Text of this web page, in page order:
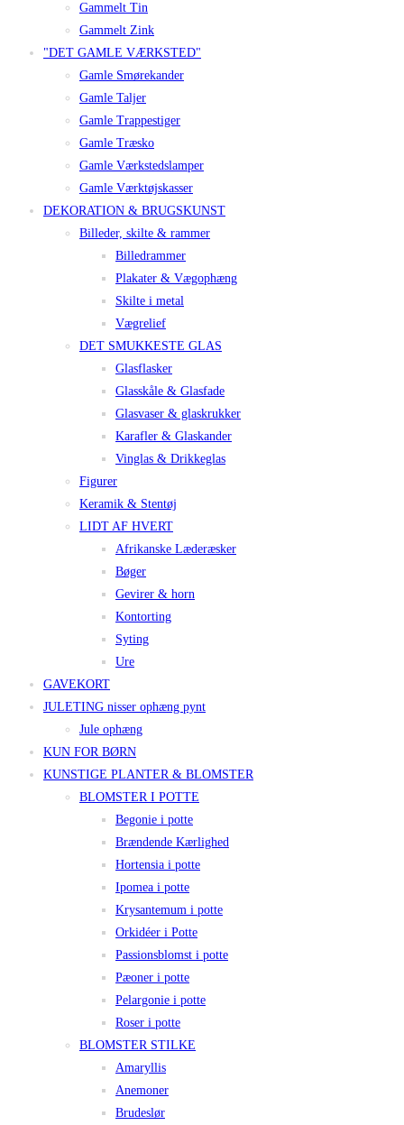
Gammelt Tin
Gammelt Zink
"DET GAMLE VÆRKSTED"
Gamle Smørekander
Gamle Taljer
Gamle Trappestiger
Gamle Træsko
Gamle Værkstedslamper
Gamle Værktøjskasser
DEKORATION & BRUGSKUNST
Billeder, skilte & rammer
Billedrammer
Plakater & Vægophæng
Skilte i metal
Vægrelief
DET SMUKKESTE GLAS
Glasflasker
Glasskåle & Glasfade
Glasvaser & glaskrukker
Karafler & Glaskander
Vinglas & Drikkeglas
Figurer
Keramik & Stentøj
LIDT AF HVERT
Afrikanske Læderæsker
Bøger
Gevirer & horn
Kontorting
Syting
Ure
GAVEKORT
JULETING nisser ophæng pynt
Jule ophæng
KUN FOR BØRN
KUNSTIGE PLANTER & BLOMSTER
BLOMSTER I POTTE
Begonie i potte
Brændende Kærlighed
Hortensia i potte
Ipomea i potte
Krysantemum i potte
Orkidéer i Potte
Passionsblomst i potte
Pæoner i potte
Pelargonie i potte
Roser i potte
BLOMSTER STILKE
Amaryllis
Anemoner
Brudeslør